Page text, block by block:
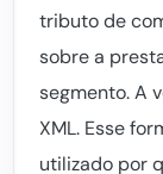
tributo de
sobre a
segmento. A
XML. Esse
utilizado por